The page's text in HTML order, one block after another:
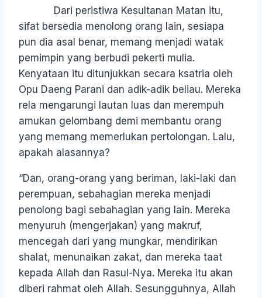
Dari peristiwa Kesultanan Matan itu,
sifat bersedia menolong orang lain, sesiapa
pun dia asal benar, memang menjadi watak
pemimpin yang berbudi pekerti mulia.
Kenyataan itu ditunjukkan secara ksatria oleh
Opu Daeng Parani dan adik-adik beliau. Mereka
rela mengarungi lautan luas dan merempuh
amukan gelombang demi membantu orang
yang memang memerlukan pertolongan. Lalu,
apakah alasannya?
“Dan, orang-orang yang beriman, laki-laki dan
perempuan, sebahagian mereka menjadi
penolong bagi sebahagian yang lain. Mereka
menyuruh (mengerjakan) yang makruf,
mencegah dari yang mungkar, mendirikan
shalat, menunaikan zakat, dan mereka taat
kepada Allah dan Rasul-Nya. Mereka itu akan
diberi rahmat oleh Allah. Sesungguhnya, Allah